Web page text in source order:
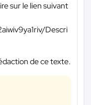
sur le lien suivant
Descri
de ce texte.